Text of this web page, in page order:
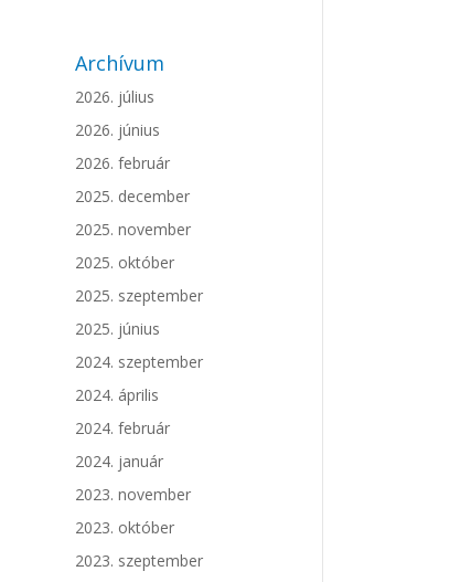
Archívum
2026. július
2026. június
2026. február
2025. december
2025. november
2025. október
2025. szeptember
2025. június
2024. szeptember
2024. április
2024. február
2024. január
2023. november
2023. október
2023. szeptember